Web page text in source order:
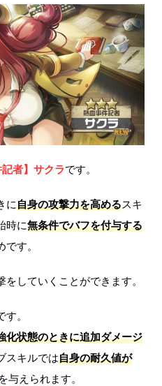
記者】サクラです。
に自身の攻撃力を高めるスキ
時に無条件でバフを付与する
す。
していくことができます。
。
化状態のときに追加ダメージ
スキルでは自身の耐久値が
を与えられます。